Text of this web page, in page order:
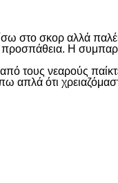
στο σκορ αλλά
προσπάθεια. Η
τους νεαρούς
απλά ότι